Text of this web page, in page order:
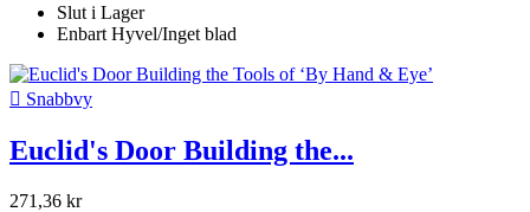
Slut i Lager
Enbart Hyvel/Inget blad
 Snabbvy
Euclid's Door Building the...
271,36 kr